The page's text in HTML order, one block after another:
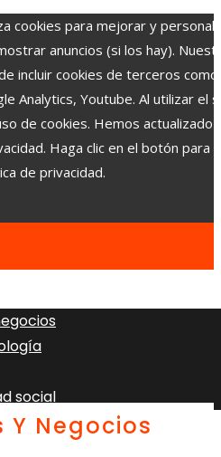
cookies para mejorar y
anuncios (si los hay).
incluir cookies de terceros como
Analytics, Youtube. Al utilizar el
de cookies. Hemos actualizado
Haga clic en el botón para
de privacidad.
social
Y Negocios